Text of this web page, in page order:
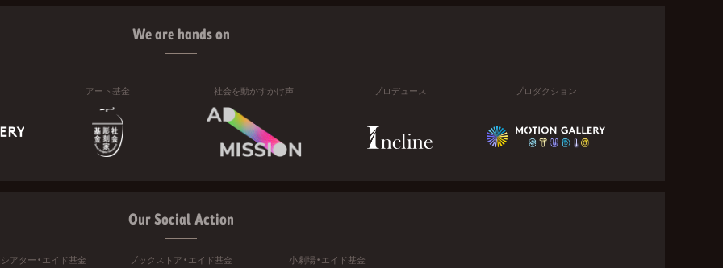
We are hands on
アート基金 社会を動かすかけ声 プロデュース プロダクション
Our Social Action
アター・エイド基金 ブックストア・エイド基金 小劇場・エイド基金